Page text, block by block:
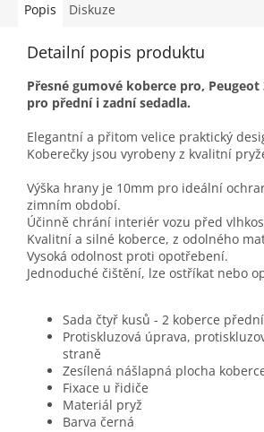
Popis Diskuze
Detailní popis produktu
Přesné gumové koberce pro, Peugeot
pro přední i zadní sedadla.
Elegantní a přitom velice praktický
Koberečky jsou vyrobeny z kvalitní
Výška hrany je 10mm pro ideální
zimním období.
Účinně chrání interiér vozu před
Kvalitní a silné koberce, z odolného
Vysoká odolnost proti opotřebení.
Jednoduché čištění, lze ostříkat nebo
Sada čtyř kusů - 2 koberce
Protiskluzová úprava,
straně
Zesílená nášlapná plocha
Fixace u řidiče
Materiál pryž
Barva černá